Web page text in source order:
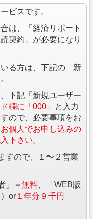
ビスです。
は、「経済リポート
契約」が必要になり
る方は、下記の「新
下記「新規ユーザー
欄に「000」
と入力
ので、必要事項をお
個人でお申し込みの
下さい。
すので、１〜２営業
」＝ 無料 、「WEB版
）or １年分９千円